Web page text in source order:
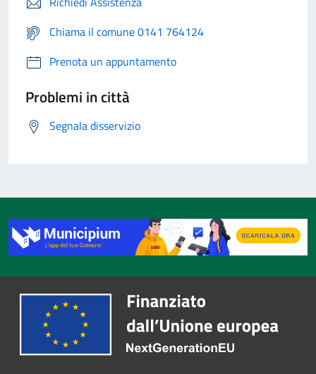
Chiama il comune 0141 764124
Prenota un appuntamento
Problemi in città
Segnala disservizio